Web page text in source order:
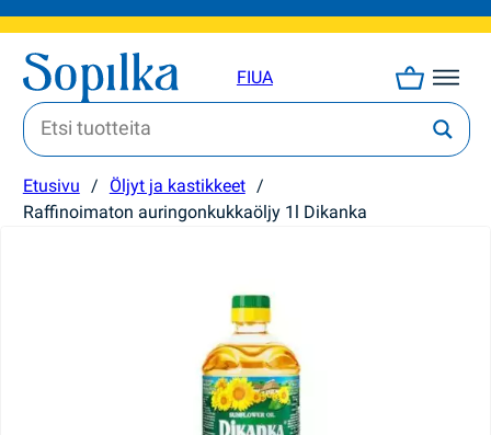
FIUA
Etusivu / Öljyt ja kastikkeet /
Raffinoimaton auringonkukkaöljy 1l Dikanka